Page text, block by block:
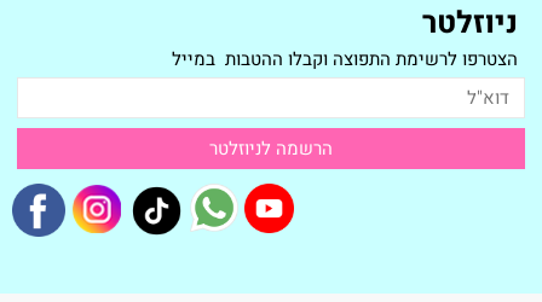
ניוזלטר
הצטרפו לרשימת התפוצה וקבלו ההטבות במייל